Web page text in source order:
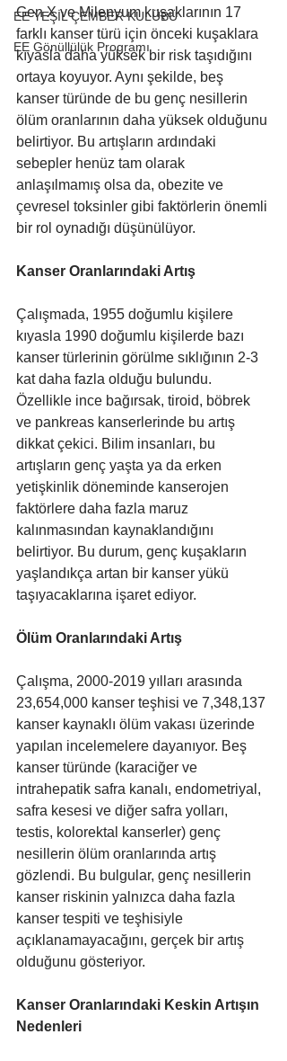
EE YEŞİL ÇEMBER KULÜBÜ
EE Gönüllülük Programı
Gen X ve Milenyum kuşaklarının 17
farklı kanser türü için önceki kuşaklara
kıyasla daha yüksek bir risk taşıdığını
ortaya koyuyor. Aynı şekilde, beş
kanser türünde de bu genç nesillerin
ölüm oranlarının daha yüksek olduğunu
belirtiyor. Bu artışların ardındaki
sebepler henüz tam olarak
anlaşılmamış olsa da, obezite ve
çevresel toksinler gibi faktörlerin önemli
bir rol oynadığı düşünülüyor.
Kanser Oranlarındaki Artış
Çalışmada, 1955 doğumlu kişilere
kıyasla 1990 doğumlu kişilerde bazı
kanser türlerinin görülme sıklığının 2-3
kat daha fazla olduğu bulundu.
Özellikle ince bağırsak, tiroid, böbrek
ve pankreas kanserlerinde bu artış
dikkat çekici. Bilim insanları, bu
artışların genç yaşta ya da erken
yetişkinlik döneminde kanserojen
faktörlere daha fazla maruz
kalınmasından kaynaklandığını
belirtiyor. Bu durum, genç kuşakların
yaşlandıkça artan bir kanser yükü
taşıyacaklarına işaret ediyor.
Ölüm Oranlarındaki Artış
Çalışma, 2000-2019 yılları arasında
23,654,000 kanser teşhisi ve 7,348,137
kanser kaynaklı ölüm vakası üzerinde
yapılan incelemelere dayanıyor. Beş
kanser türünde (karaciğer ve
intrahepatik safra kanalı, endometriyal,
safra kesesi ve diğer safra yolları,
testis, kolorektal kanserler) genç
nesillerin ölüm oranlarında artış
gözlendi. Bu bulgular, genç nesillerin
kanser riskinin yalnızca daha fazla
kanser tespiti ve teşhisiyle
açıklanamayacağını, gerçek bir artış
olduğunu gösteriyor.
Kanser Oranlarındaki Keskin Artışın
Nedenleri